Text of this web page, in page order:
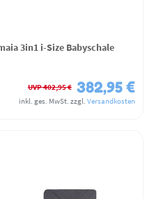
3in1 i-Size Babyschale
UVP 402,95 € 382,95 €
inkl. ges. MwSt. zzgl. Versandkosten